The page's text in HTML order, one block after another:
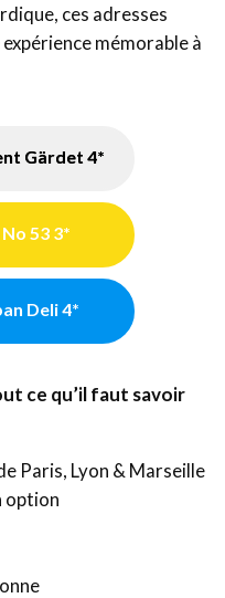
ces adresses
mémorable à
Gärdet 4*
53 3*
Deli 4*
ce qu’il faut savoir
Paris, Lyon & Marseille
option